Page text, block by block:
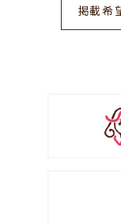
掲載希